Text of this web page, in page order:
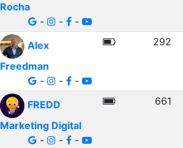
Rocha
-
- -
Alex
Freedman
-
- -
292
FREDD
Marketing Digital
-
- -
661